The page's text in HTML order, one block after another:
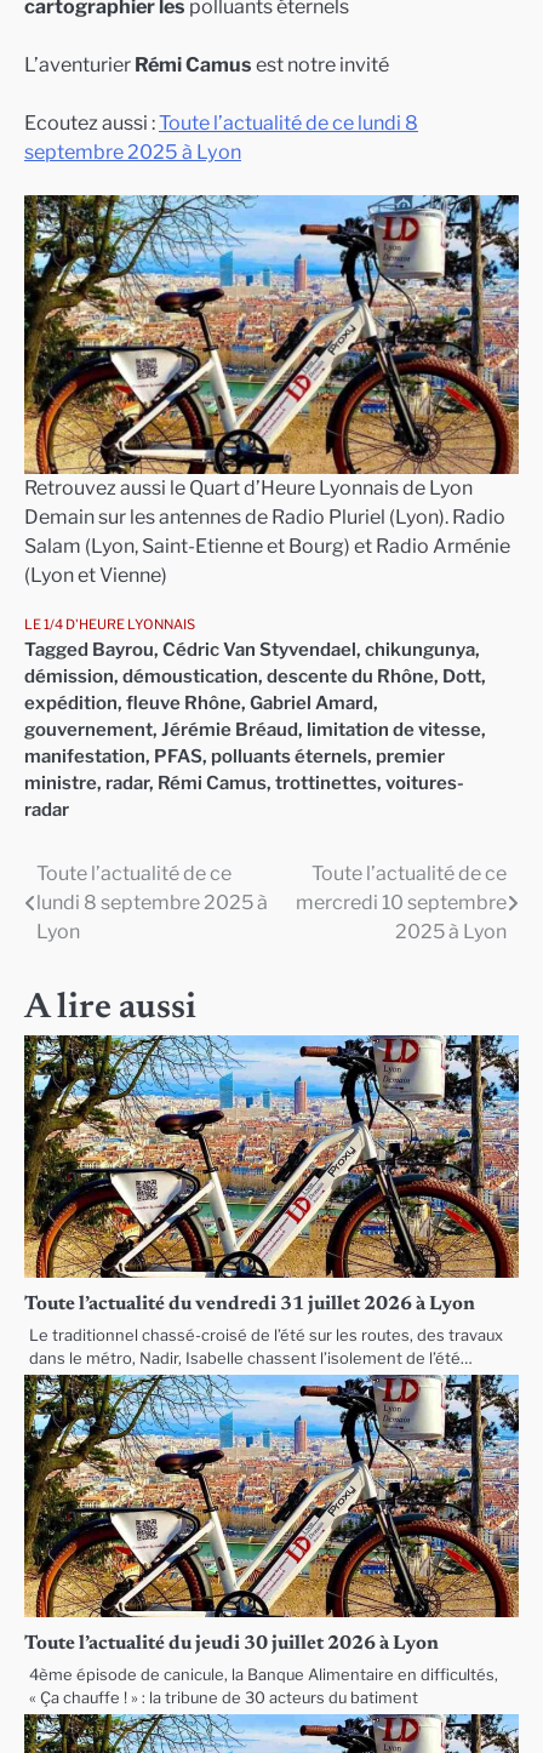
cartographier les polluants éternels
L’aventurier Rémi Camus est notre invité
Ecoutez aussi :Toute l’actualité de ce lundi 8
septembre 2025 à Lyon
Retrouvez aussi le Quart d’Heure Lyonnais de Lyon
Demain sur les antennes de Radio Pluriel (Lyon). Radio
Salam (Lyon, Saint-Etienne et Bourg) et Radio Arménie
(Lyon et Vienne)
LE 1/4 D'HEURE LYONNAIS
Tagged Bayrou, Cédric Van Styvendael, chikungunya,
démission, démoustication, descente du Rhône, Dott,
expédition, fleuve Rhône, Gabriel Amard,
gouvernement, Jérémie Bréaud, limitation de vitesse,
manifestation, PFAS, polluants éternels, premier
ministre, radar, Rémi Camus, trottinettes, voitures-
radar
Navigation
de
Toute l’actualité de ce
lundi 8 septembre 2025 à
Lyon
Toute l’actualité de ce
mercredi 10 septembre
2025 à Lyon
A lire aussi
Toute l’actualité du vendredi 31 juillet 2026 à Lyon
Le traditionnel chassé-croisé de l’été sur les routes, des travaux
dans le métro, Nadir, Isabelle chassent l’isolement de l’été…
Toute l’actualité du jeudi 30 juillet 2026 à Lyon
4ème épisode de canicule, la Banque Alimentaire en difficultés,
« Ça chauffe ! » : la tribune de 30 acteurs du batiment